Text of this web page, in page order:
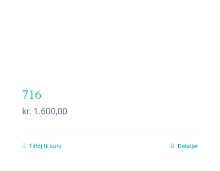
716
kr. 1.600,00
Tilføj til kurv Detaljer